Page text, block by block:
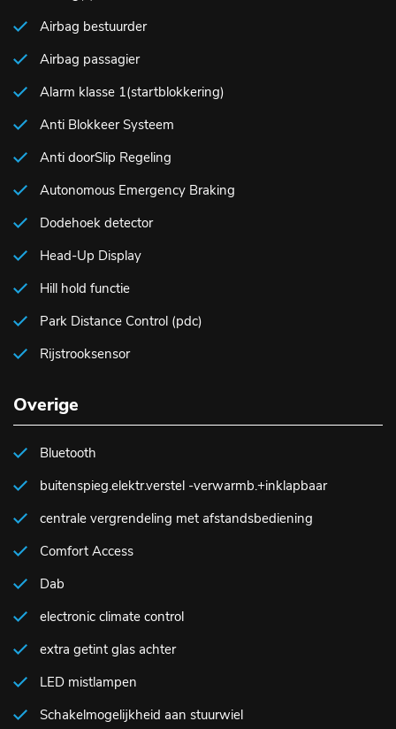
Airbag bestuurder
Airbag passagier
Alarm klasse 1(startblokkering)
Anti Blokkeer Systeem
Anti doorSlip Regeling
Autonomous Emergency Braking
Dodehoek detector
Head-Up Display
Hill hold functie
Park Distance Control (pdc)
Rijstrooksensor
Overige
Bluetooth
buitenspieg.elektr.verstel -verwarmb.+inklapbaar
centrale vergrendeling met afstandsbediening
Comfort Access
Dab
electronic climate control
extra getint glas achter
LED mistlampen
Schakelmogelijkheid aan stuurwiel